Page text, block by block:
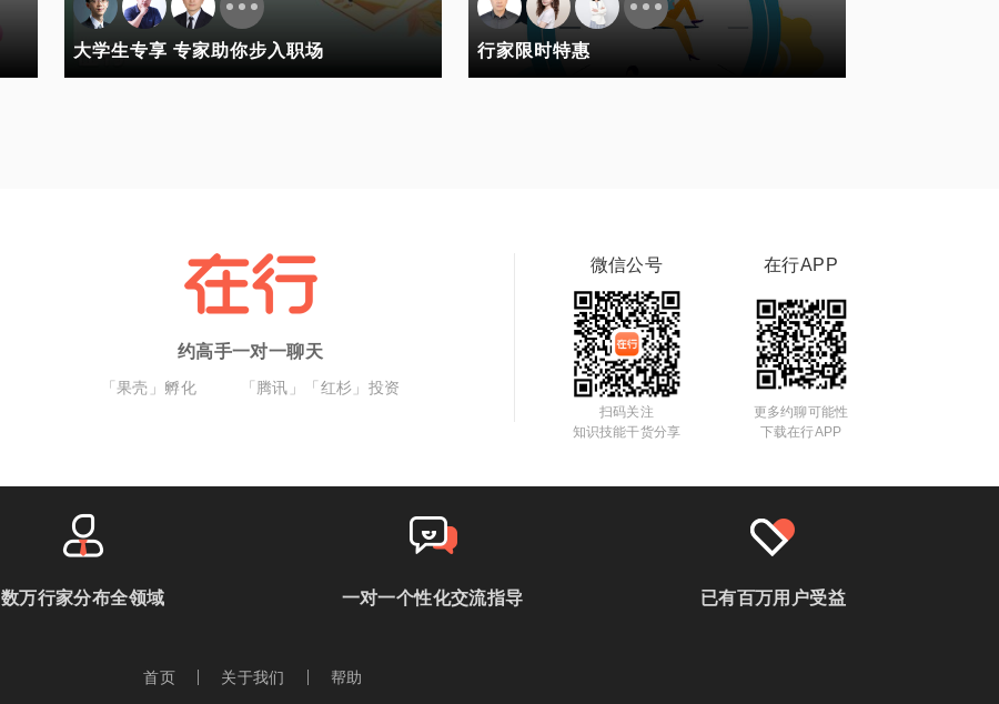
大学生专享 专家助你步入职场 行家限时特惠
约高手一对一聊天
「果壳」孵化 「腾讯」「红杉」投资
微信公号
扫码关注
知识技能干货分享
在行APP
更多约聊可能性
下载在行APP
数万行家分布全领域 一对一个性化交流指导 已有百万用户受益
首页 关于我们 帮助